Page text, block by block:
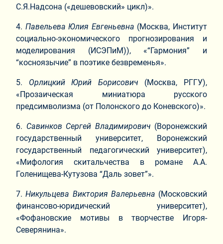
С.Я.Надсона («дешевовский» цикл)».
4.​ Павельева Юлия Евгеньевна (Москва, Институт
социально-экономического прогнозирования и
моделирования (ИСЭПиМ)), «“Гармония” и
“косноязычие” в поэтике безвременья».
5.​ Орлицкий Юрий Борисович (Москва, РГГУ),
«Прозаическая миниатюра русского
предсимволизма (от Полонского до Коневского)».
6.​ Савинков Сергей Владимирович (Воронежский
государственный университет, Воронежский
государственный педагогический университет),
«Мифология скитальчества в романе А.А.
Голенищева-Кутузова “Даль зовет”».
7.​Никульцева Виктория Валерьевна (Московский
финансово-юридический университет),
«Фофановские мотивы в творчестве Игоря-
Северянина».